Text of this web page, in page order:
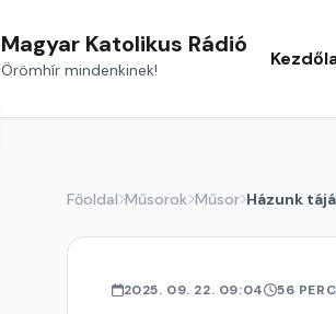
Magyar Katolikus Rádió
Örömhír mindenkinek!
Főoldal Műsorok Műsor Házunk
2025. 09. 22. 09:04 56 PERC